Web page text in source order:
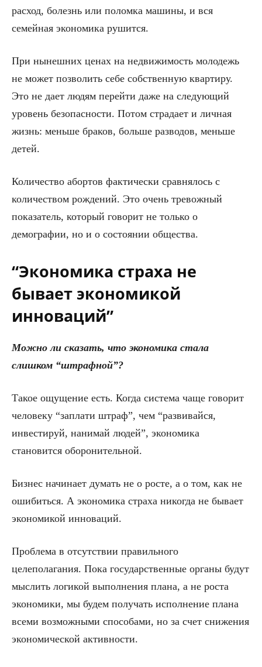
расход, болезнь или поломка машины, и вся
семейная экономика рушится.
При нынешних ценах на недвижимость молодежь
не может позволить себе собственную квартиру.
Это не дает людям перейти даже на следующий
уровень безопасности. Потом страдает и личная
жизнь: меньше браков, больше разводов, меньше
детей.
Количество абортов фактически сравнялось с
количеством рождений. Это очень тревожный
показатель, который говорит не только о
демографии, но и о состоянии общества.
“Экономика страха не
бывает экономикой
инноваций”
Можно ли сказать, что экономика стала
слишком “штрафной”?
Такое ощущение есть. Когда система чаще говорит
человеку “заплати штраф”, чем “развивайся,
инвестируй, нанимай людей”, экономика
становится оборонительной.
Бизнес начинает думать не о росте, а о том, как не
ошибиться. А экономика страха никогда не бывает
экономикой инноваций.
Проблема в отсутствии правильного
целеполагания. Пока государственные органы будут
мыслить логикой выполнения плана, а не роста
экономики, мы будем получать исполнение плана
всеми возможными способами, но за счет снижения
экономической активности.